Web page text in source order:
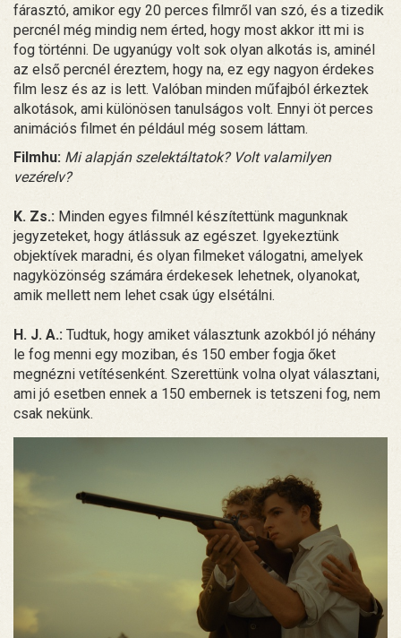
fárasztó, amikor egy 20 perces filmről van szó, és a tizedik
percnél még mindig nem érted, hogy most akkor itt mi is
fog történni. De ugyanúgy volt sok olyan alkotás is, aminél
az első percnél éreztem, hogy na, ez egy nagyon érdekes
film lesz és az is lett. Valóban minden műfajból érkeztek
alkotások, ami különösen tanulságos volt. Ennyi öt perces
animációs filmet én például még sosem láttam.
Filmhu: Mi alapján szelektáltatok? Volt valamilyen
vezérelv?
K. Zs.: Minden egyes filmnél készítettünk magunknak
jegyzeteket, hogy átlássuk az egészet. Igyekeztünk
objektívek maradni, és olyan filmeket válogatni, amelyek
nagyközönség számára érdekesek lehetnek, olyanokat,
amik mellett nem lehet csak úgy elsétálni.
H. J. A.: Tudtuk, hogy amiket választunk azokból jó néhány
le fog menni egy moziban, és 150 ember fogja őket
megnézni vetítésenként. Szerettünk volna olyat választani,
ami jó esetben ennek a 150 embernek is tetszeni fog, nem
csak nekünk.